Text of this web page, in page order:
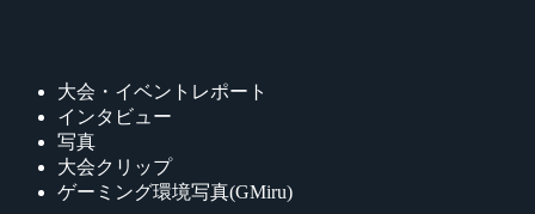
大会・イベントレポート
インタビュー
写真
大会クリップ
ゲーミング環境写真(GMiru)